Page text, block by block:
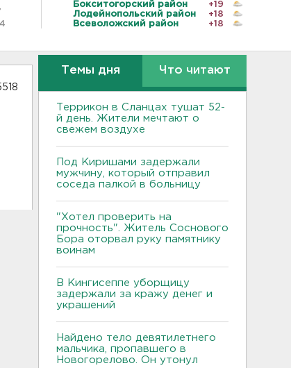
Бокситогорский район
+19
Лодейнопольский район
+18
Всеволожский район
+18
Темы дня Что читают
Террикон в Сланцах тушат 52-
й день. Жители мечтают о
свежем воздухе
Под Киришами задержали
мужчину, который отправил
соседа палкой в больницу
"Хотел проверить на
прочность". Житель Соснового
Бора оторвал руку памятнику
воинам
В Кингисеппе уборщицу
задержали за кражу денег и
украшений
Найдено тело девятилетнего
мальчика, пропавшего в
Новогорелово. Он утонул